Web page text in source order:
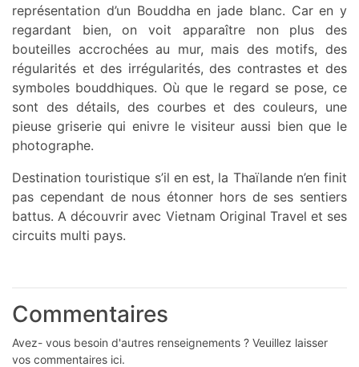
représentation d’un Bouddha en jade blanc. Car en y
regardant bien, on voit apparaître non plus des
bouteilles accrochées au mur, mais des motifs, des
régularités et des irrégularités, des contrastes et des
symboles bouddhiques. Où que le regard se pose, ce
sont des détails, des courbes et des couleurs, une
pieuse griserie qui enivre le visiteur aussi bien que le
photographe.
Destination touristique s’il en est, la Thaïlande n’en finit
pas cependant de nous étonner hors de ses sentiers
battus. A découvrir avec Vietnam Original Travel et ses
circuits multi pays.
Commentaires
Avez- vous besoin d'autres renseignements ? Veuillez laisser
vos commentaires ici.